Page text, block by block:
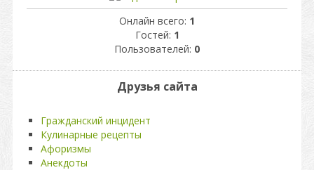
Онлайн всего: 1
Гостей: 1
Пользователей: 0
Друзья сайта
Гражданский инцидент
Кулинарные рецепты
Афоризмы
Анекдоты